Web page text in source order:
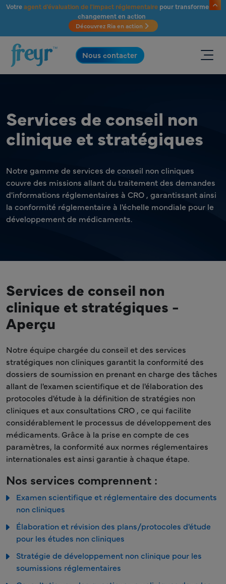
Passer au contenu principal
Votreagent d'évaluation de l'impact réglementairepour transformer le
changement en action
Découvrez Ria en action
.
Nous contacter
Services de conseil non
clinique et stratégiques
Notre gamme de services de conseil non cliniques
couvre des missions allant du traitement des demandes
d'informations réglementaires à CRO , garantissant ainsi
la conformité réglementaire à l'échelle mondiale pour le
développement de médicaments.
Services de conseil non
clinique et stratégiques -
Aperçu
Notre équipe chargée du conseil et des services
stratégiques non cliniques garantit la conformité des
dossiers de soumission en prenant en charge des tâches
allant de l'examen scientifique et de l'élaboration des
protocoles d'étude à la définition de stratégies non
cliniques et aux consultations CRO , ce qui facilite
considérablement le processus de développement des
médicaments. Grâce à la prise en compte de ces
paramètres, la conformité aux normes réglementaires
internationales est ainsi garantie à chaque étape.
Nos services comprennent :
Examen scientifique et réglementaire des documents
non cliniques
Élaboration et révision des plans/protocoles d'étude
pour les études non cliniques
Stratégie de développement non clinique pour les
soumissions réglementaires